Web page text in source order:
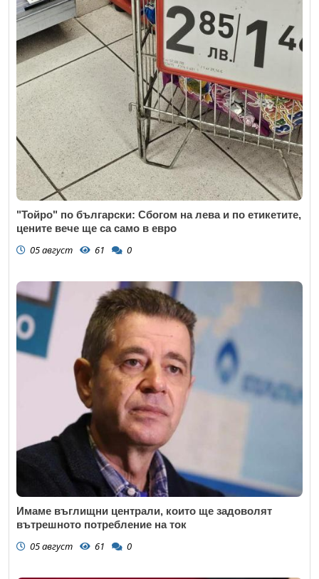
"Тойро" по български: Сбогом на лева и по етикетите,
цените вече ще са само в евро
05 август 61 0
Имаме въглищни централи, които ще задоволят
вътрешното потребление на ток
05 август 61 0